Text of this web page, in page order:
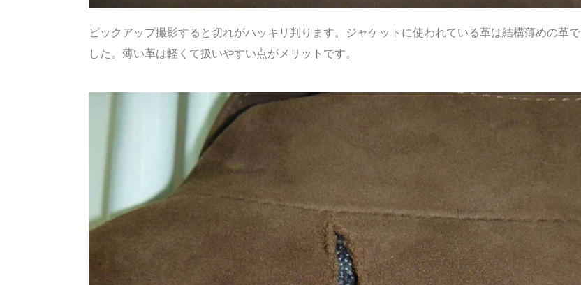
ピックアップ撮影すると切れがハッキリ判ります。ジャケットに使われている革は結構薄めの革で
した。薄い革は軽くて扱いやすい点がメリットです。